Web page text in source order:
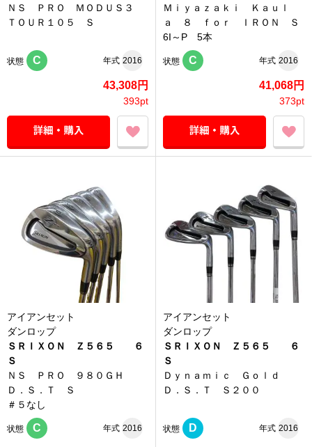
ＮＳ ＰＲＯ ＭＯＤＵＳ３
ＴＯＵＲ１０５ Ｓ
状態 C 年式 2016
43,308円
393pt
Ｍｉｙａｚａｋｉ Ｋａｕｌ
ａ ８ ｆｏｒ ＩＲＯＮ Ｓ
6I～P 5本
状態 C 年式 2016
41,068円
373pt
アイアンセット
ダンロップ
ＳＲＩＸＯＮ Ｚ５６５ ６
Ｓ
ＮＳ ＰＲＯ ９８０ＧＨ
Ｄ．Ｓ．Ｔ Ｓ
＃５なし
状態 C 年式 2016
アイアンセット
ダンロップ
ＳＲＩＸＯＮ Ｚ５６５ ６
Ｓ
Ｄｙｎａｍｉｃ Ｇｏｌｄ
Ｄ．Ｓ．Ｔ Ｓ２００
状態 D 年式 2016